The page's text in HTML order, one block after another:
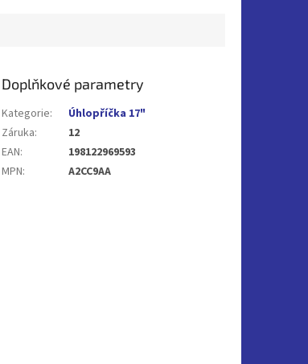
Doplňkové parametry
Kategorie:
Úhlopříčka 17"
Záruka:
12
EAN:
198122969593
MPN: A2CC9AA